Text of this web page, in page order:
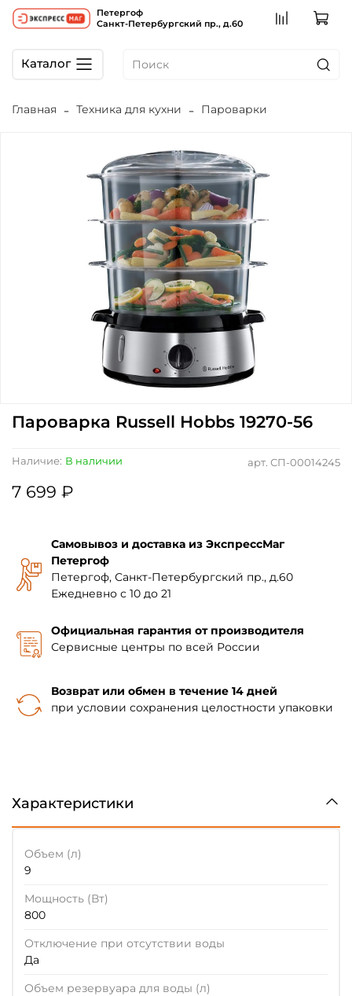
Петергоф
Санкт-Петербургский пр., д.60
Каталог
Главная Техника для кухни Пароварки
арт. СП-00014245
Наличие: В наличии
Пароварка Russell Hobbs 19270-56
7 699 ₽
Самовывоз и доставка из ЭкспрессМаг
Петергоф
Петергоф, Санкт-Петербургский пр., д.60
Ежедневно с 10 до 21
Официальная гарантия от производителя
Сервисные центры по всей России
Возврат или обмен в течение 14 дней
при условии сохранения целостности упаковки
Характеристики
Объем (л)
9
Мощность (Вт)
800
Отключение при отсутствии воды
Да
Объем резервуара для воды (л)